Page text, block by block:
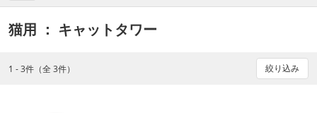
猫用 ： キャットタワー
1 - 3件（全 3件） 絞り込み